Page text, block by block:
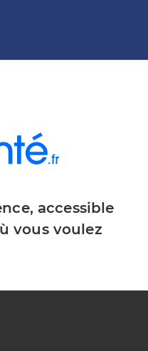
accessible
vous voulez